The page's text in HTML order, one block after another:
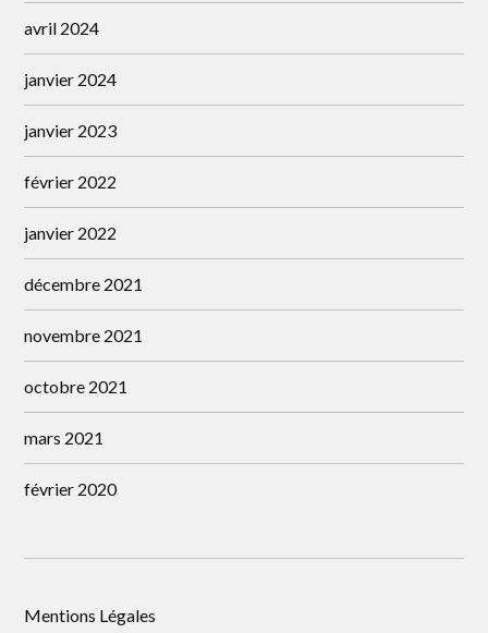
avril 2024
janvier 2024
janvier 2023
février 2022
janvier 2022
décembre 2021
novembre 2021
octobre 2021
mars 2021
février 2020
Mentions Légales